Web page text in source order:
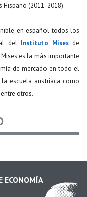
(2011-2018).
en español todos los
del Instituto Misesde
es la más importante
de mercado en todo el
escuela austriaca como
entre otros.
ECONOMÍA